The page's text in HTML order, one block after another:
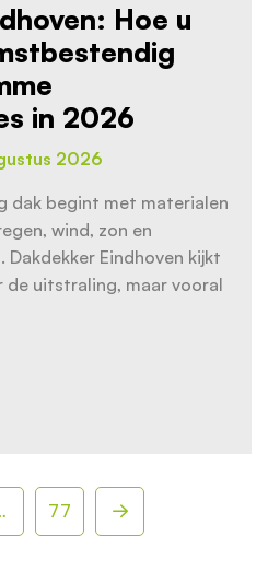
Hoe u
in 2026
2026
dak begint met materialen
wind, zon en
Eindhoven kijkt
de uitstraling, maar vooral
77